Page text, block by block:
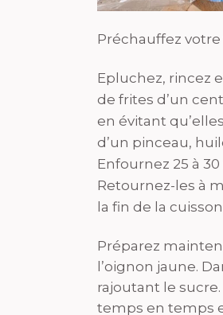
Préchauffez votre
Epluchez, rincez
de frites d’un
en évitant
d’un pinceau,
Enfournez 25 à
Retournez-les à
la fin de la
Préparez
l’oignon jaune.
rajoutant le
temps en temps